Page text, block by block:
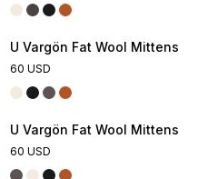
U Vargön Fat Wool Mittens
60 USD
U Vargön Fat Wool Mittens
60 USD